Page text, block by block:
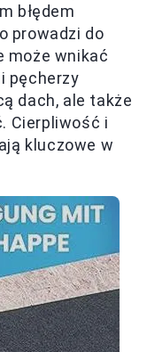
błędem
prowadzi do
może wnikać
pęcherzy
dach, ale także
Cierpliwość i
kluczowe w